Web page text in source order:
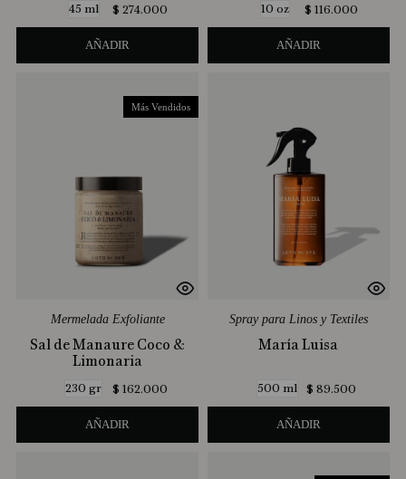
45 ml $ 274.000
AÑADIR
10 oz $ 116.000
AÑADIR
Más Vendidos
Mermelada Exfoliante
Sal de Manaure Coco &
Limonaria
230 gr $ 162.000
AÑADIR
Spray para Linos y Textiles
María Luisa
500 ml $ 89.500
AÑADIR